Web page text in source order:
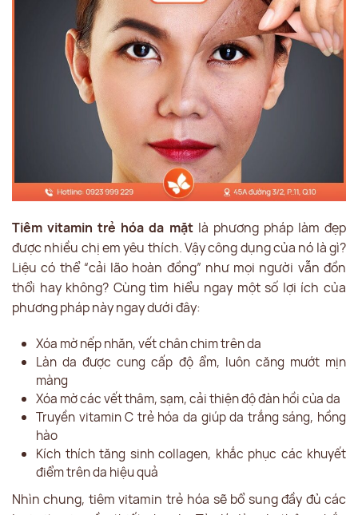
Tiêm vitamin trẻ hóa da mặtlà phương pháp làm đẹp
được nhiều chị em yêu thích. Vậy công dụng của nó là gì?
Liệu có thể “cải lão hoàn đồng” như mọi người vẫn đồn
thổi hay không? Cùng tìm hiểu ngay một số lợi ích của
phương pháp này ngay dưới đây:
Xóa mờ nếp nhăn, vết chân chim trên da
Làn da được cung cấp độ ẩm, luôn căng mướt mịn
màng
Xóa mờ các vết thâm, sạm, cải thiện độ đàn hồi của da
Truyền vitamin C trẻ hóa da giúp da trắng sáng, hồng
hào
Kích thích tăng sinh collagen, khắc phục các khuyết
điểm trên da hiệu quả
Nhìn chung, tiêm vitamin trẻ hóa sẽ bổ sung đầy đủ các